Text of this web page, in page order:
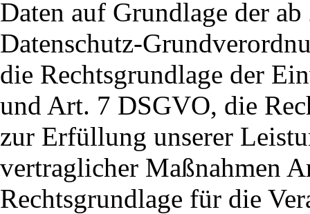
Daten auf Grundlage der
Datenschutz-
die Rechtsgrundlage der
und Art. 7 DSGVO, die
zur Erfüllung unserer
vertraglicher Maßnahmen
Rechtsgrundlage für die